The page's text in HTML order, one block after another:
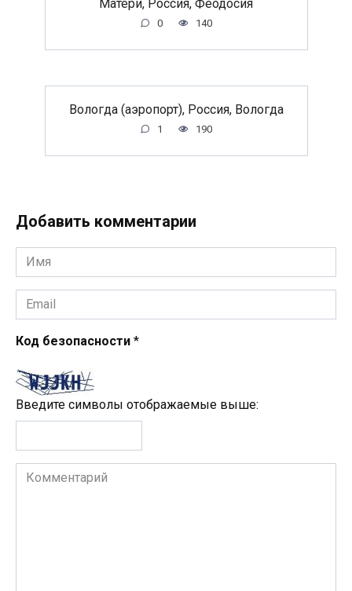
Матери, Россия, Феодосия
0 140
Вологда (аэропорт), Россия, Вологда
1 190
Добавить комментарии
Имя
*
Email
*
Код безопасности *
Введите символы отображаемые выше:
Комментарий